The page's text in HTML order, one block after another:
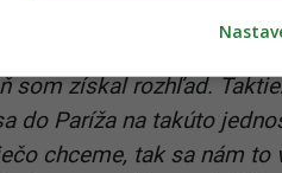
chlapca ma to po
som získal rozhľad.
do Paríža na takúto
chceme, tak sa nám